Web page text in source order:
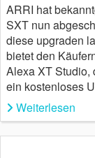
ARRI hat
SXT nun
diese upgraden
bietet den
Alexa XT Studio,
ein kostenloses
Weiterlesen